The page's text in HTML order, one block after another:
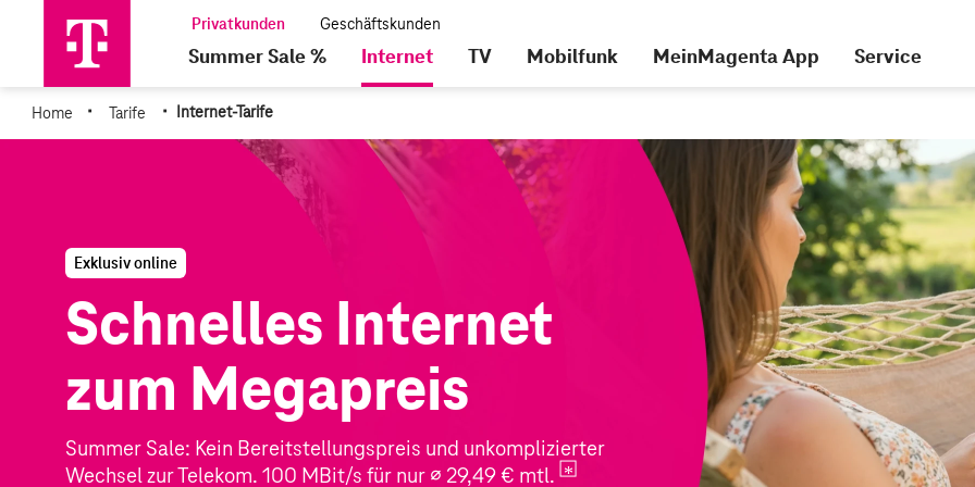
Summer Sale % Internet TV Mobilfunk MeinMagenta App Service
Home · Tarife · Internet-Tarife